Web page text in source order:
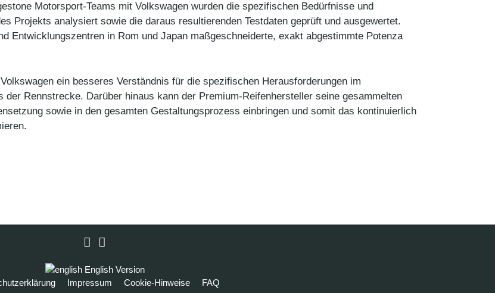
Motorsport-Teams mit Volkswagen wurden die spezifischen Bedürfnisse und
Projekts analysiert sowie die daraus resultierenden Testdaten geprüft und ausgewertet.
Entwicklungszentren in Rom und Japan maßgeschneiderte, exakt abgestimmte Potenza
ein besseres Verständnis für die spezifischen Herausforderungen im
Rennstrecke. Darüber hinaus kann der Premium-Reifenhersteller seine gesammelten
sowie in den gesamten Gestaltungsprozess einbringen und somit das kontinuierlich
LinkedIn
English Version
Impressum Cookie-Hinweise FAQ